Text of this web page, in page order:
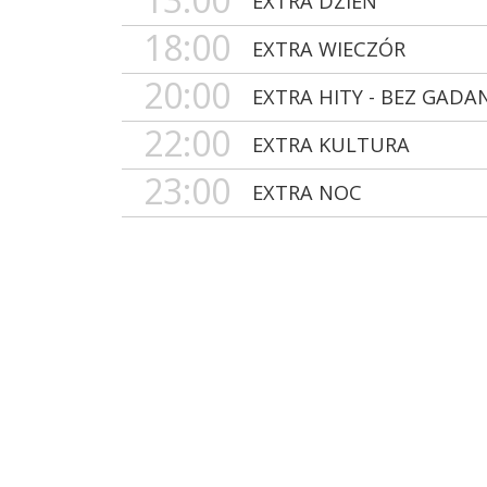
18:00 EXTRA WIECZÓR
20:00 EXTRA HITY - BEZ
22:00 EXTRA KULTURA
23:00 EXTRA NOC